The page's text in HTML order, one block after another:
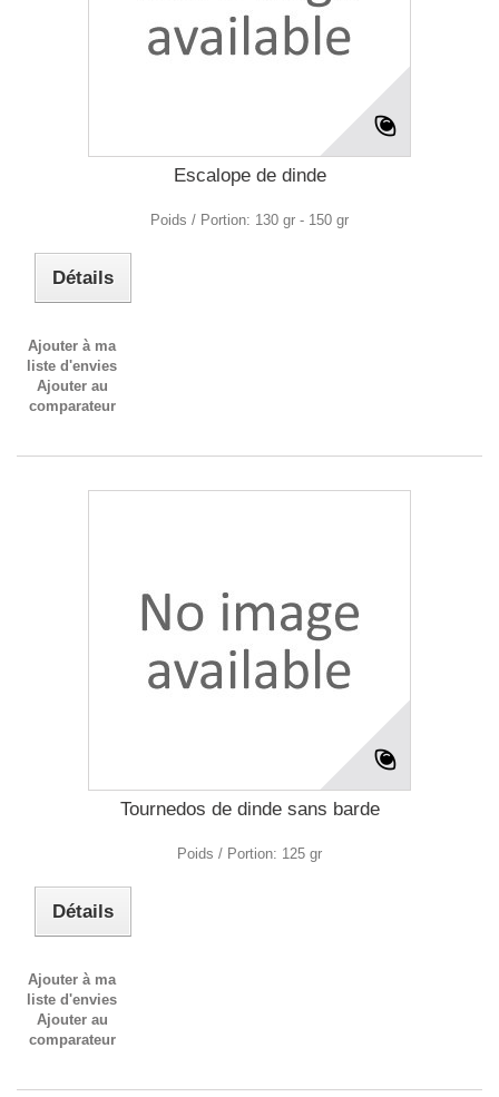
Escalope de dinde
Poids / Portion: 130 gr - 150 gr
Détails
Ajouter à ma
liste d'envies
Ajouter au
comparateur
Tournedos de dinde sans barde
Poids / Portion: 125 gr
Détails
Ajouter à ma
liste d'envies
Ajouter au
comparateur